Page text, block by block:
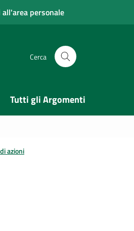
all'area personale
Cerca
Tutti gli Argomenti
azioni